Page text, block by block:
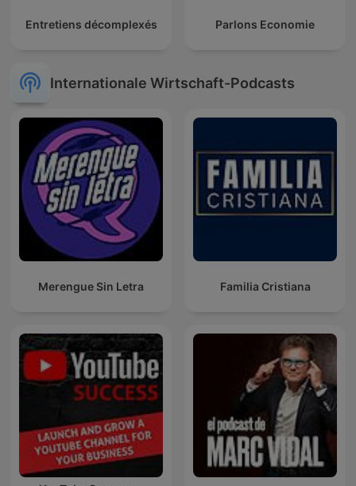
Entretiens décomplexés Parlons Economie
Internationale Wirtschaft-Podcasts
Merengue Sin Letra Familia Cristiana